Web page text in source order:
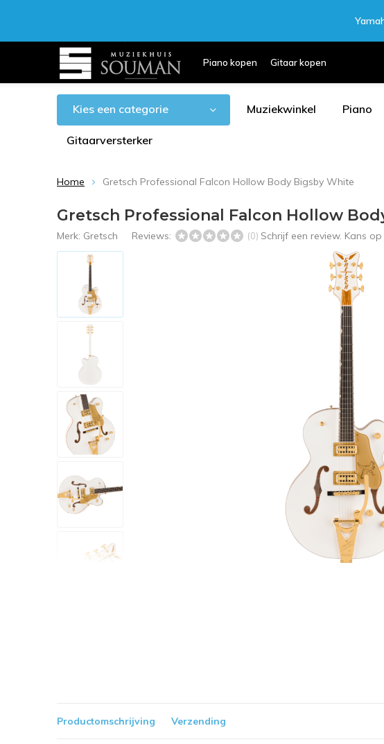
Piano kopen Gitaar kopen
Kies een categorie Muziekwinkel Piano
Gitaarversterker
Home Gretsch Professional Falcon Hollow Body Bigsby White
Gretsch Professional Falcon Hollow
Merk: Gretsch Reviews: (0) Schrijf een review. Kans
Productomschrijving Verzending